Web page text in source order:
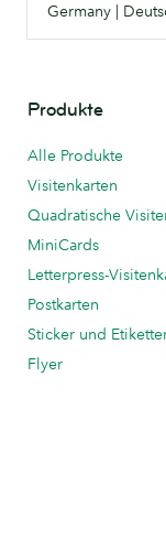
Germany |
Produkte
Alle Produkte
Visitenkarten
Quadratische
MiniCards
Letterpress-
Postkarten
Sticker und
Flyer